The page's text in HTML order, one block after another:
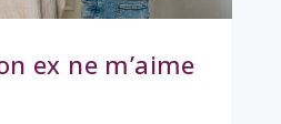
ex ne m’aime